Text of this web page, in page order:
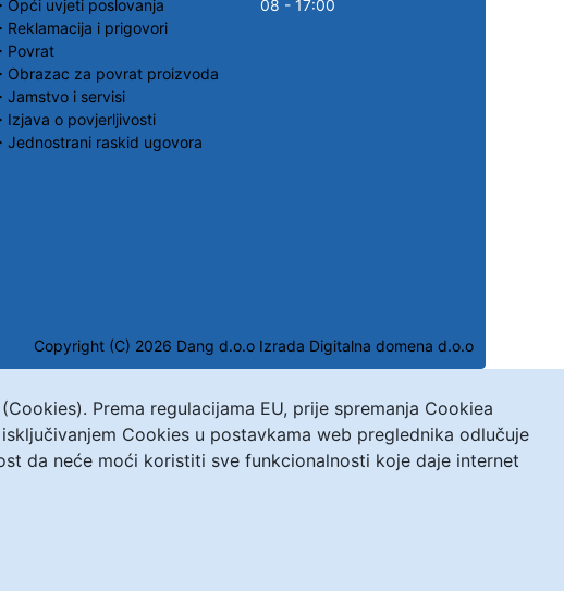
Opći uvjeti poslovanja
Reklamacija i prigovori
Povrat
Obrazac za povrat proizvoda
Jamstvo i servisi
Izjava o povjerljivosti
Jednostrani raskid ugovora
08 - 17:00
Copyright (C) 2026 Dang d.o.o Izrada Digitalna domena d.o.o
Prema regulacijama EU, prije spremanja Cookiea
Cookies u postavkama web preglednika odlučuje
da neće moći koristiti sve funkcionalnosti koje daje internet